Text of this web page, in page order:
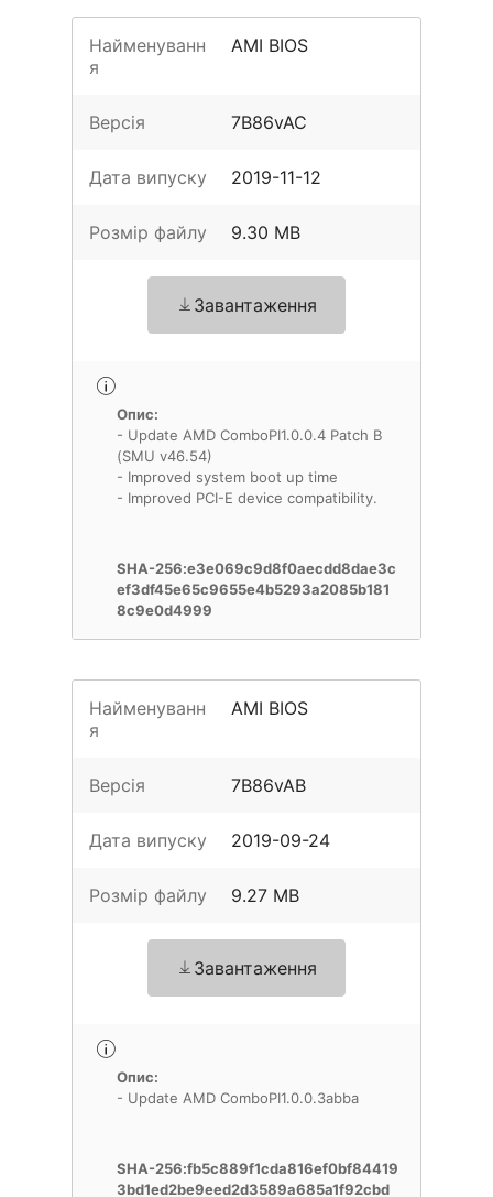
Найменуванн
я
AMI BIOS
Версія 7B86vAC
Дата випуску 2019-11-12
Розмір файлу 9.30 MB
Завантаження
Опис:
- Update AMD ComboPI1.0.0.4 Patch B
(SMU v46.54)
- Improved system boot up time
SHA-256:e3e069c9d8f0aecdd8dae3c
ef3df45e65c9655e4b5293a2085b181
8c9e0d4999
Найменуванн
я
AMI BIOS
Версія 7B86vAB
Дата випуску 2019-09-24
Розмір файлу 9.27 MB
Завантаження
Опис:
- Update AMD ComboPI1.0.0.3abba
SHA-256:fb5c889f1cda816ef0bf84419
3bd1ed2be9eed2d3589a685a1f92cbd